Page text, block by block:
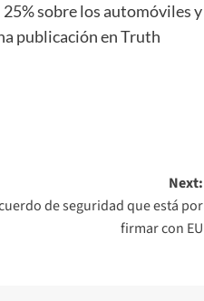
sobre los automóviles y
publicación en Truth
Next:
de seguridad que está por
firmar con EU